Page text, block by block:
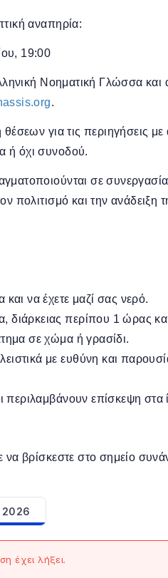
αναπηρία:
19:00
Νοηματική Γλώσσα
.
για τις περιηγήσεις
ή όχι συνοδού.
σε συνεργασία
πολιτισμό και την ανάδειξη
να έχετε μαζί σας νερό.
διάρκειας περίπου 1 ώρας
σε χώμα ή γρασίδι.
με ευθύνη και
περιλαμβάνουν επίσκεψη στα
να βρίσκεστε στο σημείο
2026
έχει λήξει.